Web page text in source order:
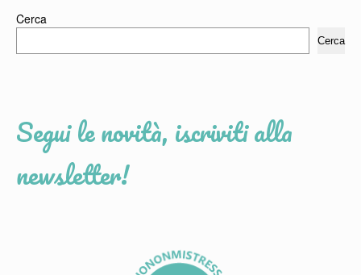
Cerca
Cerca
Segui le novità, iscriviti alla
newsletter!